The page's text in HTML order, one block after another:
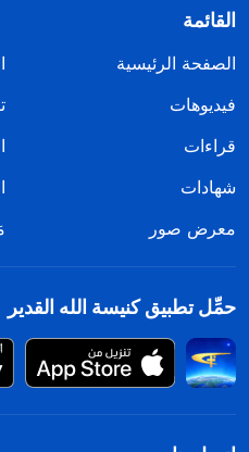
القائمة
الصفحة الرئيسية
فيديوهات
قراءات
شهادات
معرض صور
حمِّل تطبيق كنيسة الله القدير